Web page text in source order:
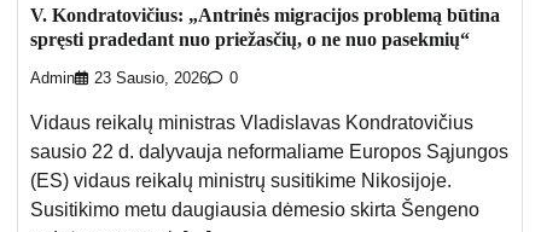
V. Kondratovičius: „Antrinės migracijos problemą būtina
spręsti pradedant nuo priežasčių, o ne nuo pasekmių“
Admin 23 Sausio, 2026 0
Vidaus reikalų ministras Vladislavas Kondratovičius
sausio 22 d. dalyvauja neformaliame Europos Sąjungos
(ES) vidaus reikalų ministrų susitikime Nikosijoje.
Susitikimo metu daugiausia dėmesio skirta Šengeno